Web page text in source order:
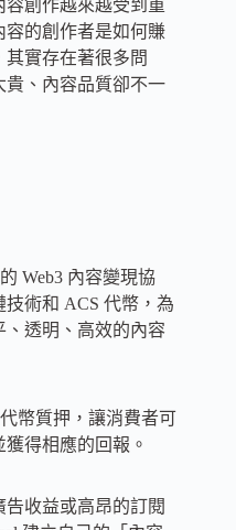
創作越來越受到重
容的創作者是如何賺
實存在著很多問
貴、內容品質卻不一
Web3 內容變現協
術和 ACS 代幣，為
、透明、高效的內容
幣質押，讓消費者可
得相應的回報。
收益或高昂的訂閱